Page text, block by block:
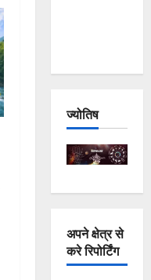
ज्योतिष
अपने क्षेत्र से
करे रिपोर्टिंग